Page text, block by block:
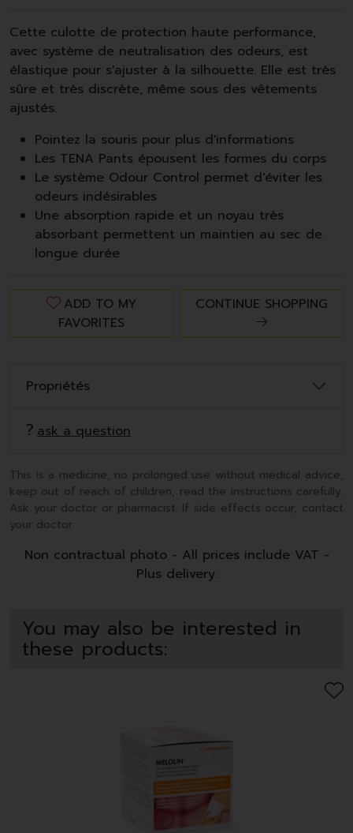
Cette culotte de protection haute performance,
avec système de neutralisation des odeurs, est
élastique pour s'ajuster à la silhouette. Elle est très
sûre et très discrète, même sous des vêtements
ajustés.
Pointez la souris pour plus d'informations
Les TENA Pants épousent les formes du corps
Le système Odour Control permet d'éviter les
odeurs indésirables
Une absorption rapide et un noyau très
absorbant permettent un maintien au sec de
longue durée
ADD TO MY
FAVORITES
CONTINUE SHOPPING
Propriétés
ask a question
This is a medicine, no prolonged use without medical advice,
keep out of reach of children, read the instructions carefully.
Ask your doctor or pharmacist. If side effects occur, contact
your doctor.
Non contractual photo - All prices include VAT -
Plus delivery.
You may also be interested in
these products: